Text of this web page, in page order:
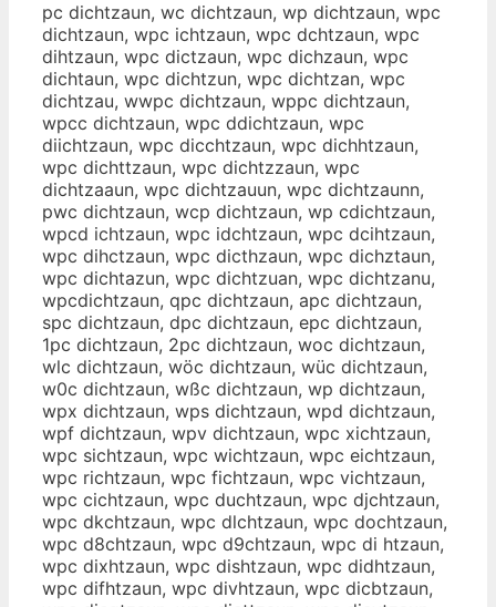
pc dichtzaun, wc dichtzaun, wp dichtzaun, wpc
dichtzaun, wpc ichtzaun, wpc dchtzaun, wpc
dihtzaun, wpc dictzaun, wpc dichzaun, wpc
dichtaun, wpc dichtzun, wpc dichtzan, wpc
dichtzau, wwpc dichtzaun, wppc dichtzaun,
wpcc dichtzaun, wpc ddichtzaun, wpc
diichtzaun, wpc dicchtzaun, wpc dichhtzaun,
wpc dichttzaun, wpc dichtzzaun, wpc
dichtzaaun, wpc dichtzauun, wpc dichtzaunn,
pwc dichtzaun, wcp dichtzaun, wp cdichtzaun,
wpcd ichtzaun, wpc idchtzaun, wpc dcihtzaun,
wpc dihctzaun, wpc dicthzaun, wpc dichztaun,
wpc dichtazun, wpc dichtzuan, wpc dichtzanu,
wpcdichtzaun, qpc dichtzaun, apc dichtzaun,
spc dichtzaun, dpc dichtzaun, epc dichtzaun,
1pc dichtzaun, 2pc dichtzaun, woc dichtzaun,
wlc dichtzaun, wöc dichtzaun, wüc dichtzaun,
w0c dichtzaun, wßc dichtzaun, wp dichtzaun,
wpx dichtzaun, wps dichtzaun, wpd dichtzaun,
wpf dichtzaun, wpv dichtzaun, wpc xichtzaun,
wpc sichtzaun, wpc wichtzaun, wpc eichtzaun,
wpc richtzaun, wpc fichtzaun, wpc vichtzaun,
wpc cichtzaun, wpc duchtzaun, wpc djchtzaun,
wpc dkchtzaun, wpc dlchtzaun, wpc dochtzaun,
wpc d8chtzaun, wpc d9chtzaun, wpc di htzaun,
wpc dixhtzaun, wpc dishtzaun, wpc didhtzaun,
wpc difhtzaun, wpc divhtzaun, wpc dicbtzaun,